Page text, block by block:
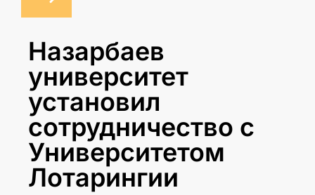
Назарбаев
университет
установил
сотрудничество с
Университетом
Лотарингии